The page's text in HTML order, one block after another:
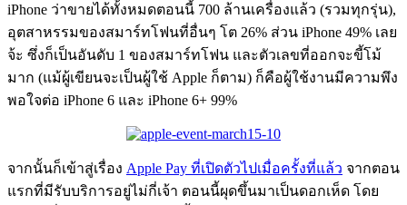
iPhone ว่าขายได้ทั้งหมดตอนนี้ 700 ล้านเครื่องแล้ว (รวมทุกรุ่น),
อุตสาหรรมของสมาร์ทโฟนที่อื่นๆ โต 26% ส่วน iPhone 49% เลย
จ้ะ ซึ่งก็เป็นอันดับ 1 ของสมาร์ทโฟน และตัวเลขที่ออกจะขี้โม้
มาก (แม้ผู้เขียนจะเป็นผู้ใช้ Apple ก็ตาม) ก็คือผู้ใช้งานมีความพึง
พอใจต่อ iPhone 6 และ iPhone 6+ 99%
จากนั้นก็เข้าสู่เรื่อง Apple Pay ที่เปิดตัวไปเมื่อครั้งที่แล้ว จากตอน
แรกที่มีรับบริการอยู่ไม่กี่เจ้า ตอนนี้ผุดขึ้นมาเป็นดอกเห็ด โดย